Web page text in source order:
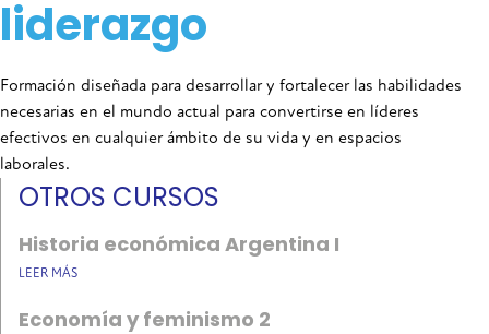
liderazgo
Formación diseñada para desarrollar y fortalecer las habilidades
necesarias en el mundo actual para convertirse en líderes
efectivos en cualquier ámbito de su vida y en espacios
laborales.
OTROS CURSOS
Historia económica Argentina I
LEER MÁS
Economía y feminismo 2